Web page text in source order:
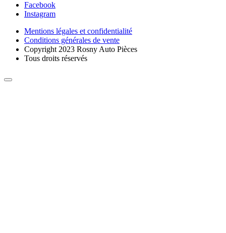
Facebook
Instagram
Mentions légales et confidentialité
Conditions générales de vente
Copyright 2023 Rosny Auto Pièces
Tous droits réservés